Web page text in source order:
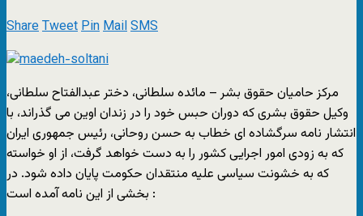
ShareTweetPinMailSMS
مرکز حاميان حقوق بشر – مائده سلطانی، دختر عبدالفتاح سلطانی،
وکيل حقوق بشری که دوران حبس خود را در زندان اوين می گذراند، با
انتشار نامه سرگشاده ای خطاب به حسن روحانی، رئيس جمهوری ايران
که به زودی امور اجرايی کشور را به دست خواهد گرفت، از او خواسته
که به خشونت سياسی عليه منتقدان حکومت پايان داده شود. در
بخشی از اين نامه آمده است :